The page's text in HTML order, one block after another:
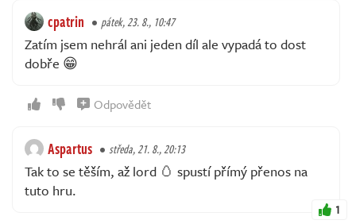
cpatrin pátek, 23. 8., 10:47
Zatím jsem nehrál ani jeden díl ale vypadá to dost
dobře 😁
Odpovědět
Aspartus středa, 21. 8., 20:13
Tak to se těším, až lord 🥚 spustí přímý přenos na
tuto hru.
1